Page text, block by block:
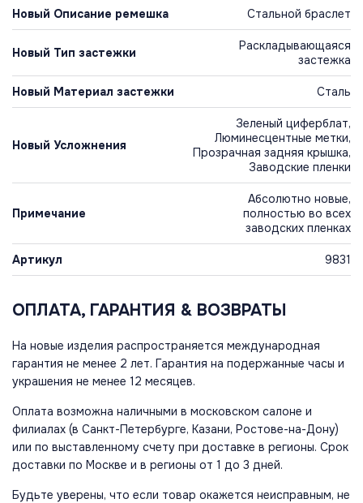
Новый Описание ремешка Стальной браслет
Новый Тип застежки
Раскладывающаяся
застежка
Новый Материал застежки Сталь
Новый Усложнения
Зеленый циферблат,
Люминесцентные метки,
Прозрачная задняя крышка,
Заводские пленки
Примечание
Абсолютно новые,
полностью во всех
заводских пленках
Артикул 9831
ОПЛАТА, ГАРАНТИЯ & ВОЗВРАТЫ
На новые изделия распространяется международная
гарантия не менее 2 лет. Гарантия на подержанные часы и
украшения не менее 12 месяцев.
Оплата возможна наличными в московском салоне и
филиалах (в Санкт-Петербурге, Казани, Ростове-на-Дону)
или по выставленному счету при доставке в регионы. Срок
доставки по Москве и в регионы от 1 до 3 дней.
Будьте уверены, что если товар окажется неисправным, не